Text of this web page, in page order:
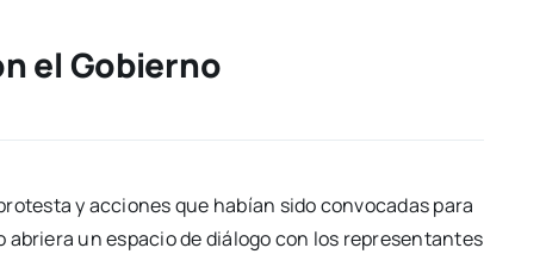
el Gobierno
y acciones que habían sido convocadas para
abriera un espacio de diálogo con los representantes